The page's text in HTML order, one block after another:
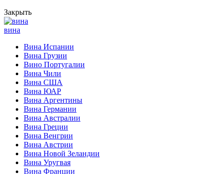
Закрыть
вина
Вина Испании
Вина Грузии
Вино Португалии
Вина Чили
Вина США
Вина ЮАР
Вина Аргентины
Вина Германии
Вина Австралии
Вина Греции
Вина Венгрии
Вина Австрии
Вина Новой Зеландии
Вина Уругвая
Вина Франции